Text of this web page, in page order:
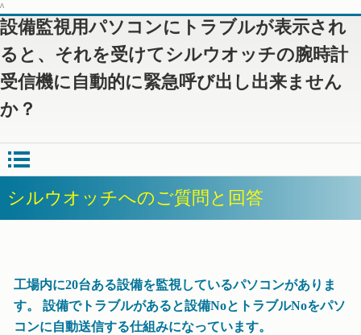
^
設備監視用パソコンにトラブルが表示され
ると、それを受けてシルウオッチの腕時計
受信機に自動的に緊急呼び出し出来ません
か？
シルウオッチへのご質問と回答
工場内に20台ある設備を監視しているパソコンがありま
す。 設備でトラブルがあると設備NoとトラブルNoをパソ
コンに自動送信する仕組みになっています。